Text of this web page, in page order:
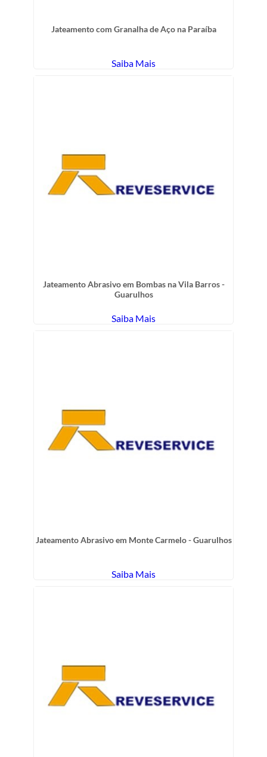
Jateamento com Granalha de Aço na Paraíba
Saiba Mais
Jateamento Abrasivo em Bombas na Vila Barros -
Guarulhos
Saiba Mais
Jateamento Abrasivo em Monte Carmelo - Guarulhos
Saiba Mais